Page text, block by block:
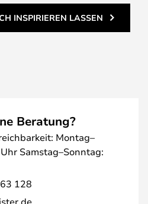
INSPIRIEREN LASSEN
Beratung?
Montag–
Samstag–Sonntag:
128